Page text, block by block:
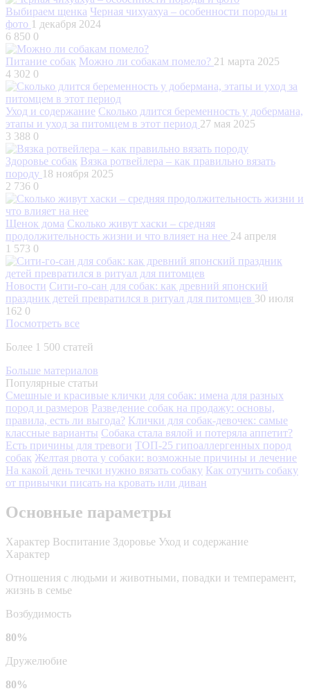
Выбираем щенка Черная чихуахуа – особенности породы и
фото 1 декабря 2024
6 850 0
Питание собак Можно ли собакам помело? 21 марта 2025
4 302 0
Уход и содержание Сколько длится беременность у добермана,
этапы и уход за питомцем в этот период 27 мая 2025
3 388 0
Здоровье собак Вязка ротвейлера – как правильно вязать
породу 18 ноября 2025
2 736 0
Щенок дома Сколько живут хаски – средняя
продолжительность жизни и что влияет на нее 24 апреля
1 573 0
Новости Сити-го-сан для собак: как древний японский
праздник детей превратился в ритуал для питомцев 30 июля
162 0
Посмотреть все
Более 1 500 статей
Больше материалов
Популярные статьи
Смешные и красивые клички для собак: имена для разных
пород и размеров Разведение собак на продажу: основы,
правила, есть ли выгода? Клички для собак-девочек: самые
классные варианты Собака стала вялой и потеряла аппетит?
Есть причины для тревоги ТОП-25 гипоаллергенных пород
собак Желтая рвота у собаки: возможные причины и лечение
На какой день течки нужно вязать собаку Как отучить собаку
от привычки писать на кровать или диван
Основные параметры
Характер Воспитание Здоровье Уход и содержание
Характер
Отношения с людьми и животными, повадки и темперамент,
жизнь в семье
Возбудимость
80%
Дружелюбие
80%